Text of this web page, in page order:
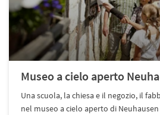
Museo a cielo aperto
Una scuola, la chiesa e il negozio, il
nel museo a cielo aperto di